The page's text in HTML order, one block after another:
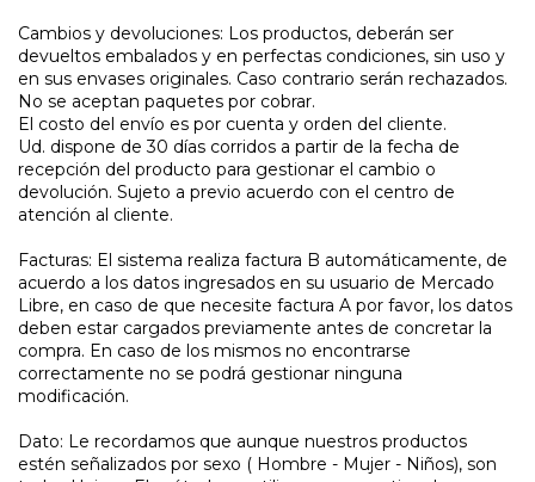
Cambios y devoluciones: Los productos, deberán ser
devueltos embalados y en perfectas condiciones, sin uso y
en sus envases originales. Caso contrario serán rechazados.
No se aceptan paquetes por cobrar.
El costo del envío es por cuenta y orden del cliente.
Ud. dispone de 30 días corridos a partir de la fecha de
recepción del producto para gestionar el cambio o
devolución. Sujeto a previo acuerdo con el centro de
atención al cliente.
Facturas: El sistema realiza factura B automáticamente, de
acuerdo a los datos ingresados en su usuario de Mercado
Libre, en caso de que necesite factura A por favor, los datos
deben estar cargados previamente antes de concretar la
compra. En caso de los mismos no encontrarse
correctamente no se podrá gestionar ninguna
modificación.
Dato: Le recordamos que aunque nuestros productos
estén señalizados por sexo ( Hombre - Mujer - Niños), son